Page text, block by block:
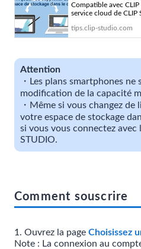
stockage dans
utiliser le
Compatible avec
service cloud de CLIP
tips.clip-studio.com
Attention
・Les plans smartphones
modification de la capacité
・Même si vous changez de
votre espace de stockage
si vous vous connectez avec
STUDIO.
Comment souscrire
1. Ouvrez la page Choisissez
Note : La connexion au